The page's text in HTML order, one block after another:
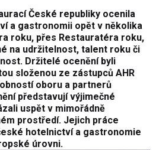
íČeské republiky ocenila
í a gastronomii opět v několika
roku, přes Restauratéra roku,
é na udržitelnost, talent roku či
Držitelé ocenění byli
složenou ze zástupců AHR
oboru a partnerů
ění představují výjimečné
uspět v mimořádně
ém prostředí. Jejich práce
é hotelnictví a gastronomie
úrovni.